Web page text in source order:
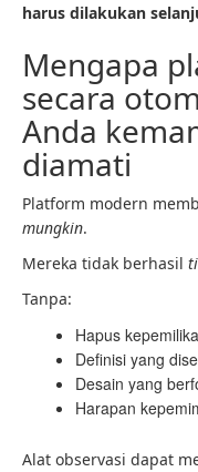
harus dilakukan
Mengapa
secara
Anda
diamati
Platform modern
mungkin.
Mereka tidak berhasil
Tanpa:
Hapus
Definisi yang
Desain yang
Harapan
Alat observasi dapat